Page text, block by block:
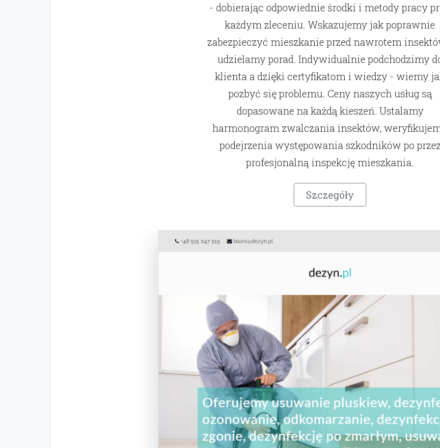
- dobierając odpowiednie środki i metody pracy
każdym zleceniu. Wskazujemy jak poprawnie
zabezpieczyć mieszkanie przed nawrotem
udzielamy porad. Indywidualnie podchodzimy
klienta a dzięki certyfikatom i wiedzy - wiemy
pozbyć się problemu. Ceny naszych usług są
dopasowane na każdą kieszeń. Ustalamy
harmonogram zwalczania insektów,
podejrzenia występowania szkodników po
profesjonalną inspekcję mieszkania.
Szczegóły